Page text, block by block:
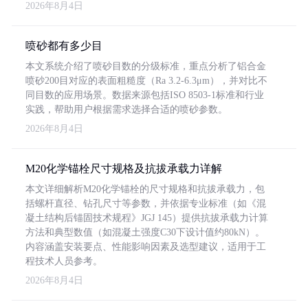
2026年8月4日
喷砂都有多少目
本文系统介绍了喷砂目数的分级标准，重点分析了铝合金
喷砂200目对应的表面粗糙度（Ra 3.2-6.3μm），并对比不
同目数的应用场景。数据来源包括ISO 8503-1标准和行业
实践，帮助用户根据需求选择合适的喷砂参数。
2026年8月4日
M20化学锚栓尺寸规格及抗拔承载力详解
本文详细解析M20化学锚栓的尺寸规格和抗拔承载力，包
括螺杆直径、钻孔尺寸等参数，并依据专业标准（如《混
凝土结构后锚固技术规程》JGJ 145）提供抗拔承载力计算
方法和典型数值（如混凝土强度C30下设计值约80kN）。
内容涵盖安装要点、性能影响因素及选型建议，适用于工
程技术人员参考。
2026年8月4日